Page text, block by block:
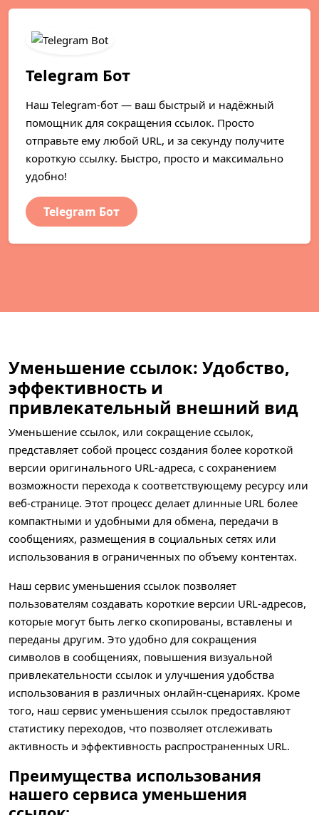
Telegram Бот
Наш Telegram-бот — ваш быстрый и надёжный
помощник для сокращения ссылок. Просто
отправьте ему любой URL, и за секунду получите
короткую ссылку. Быстро, просто и максимально
удобно!
Telegram Бот
Уменьшение ссылок: Удобство,
эффективность и
привлекательный внешний вид
Уменьшение ссылок, или сокращение ссылок,
представляет собой процесс создания более короткой
версии оригинального URL-адреса, с сохранением
возможности перехода к соответствующему ресурсу или
веб-странице. Этот процесс делает длинные URL более
компактными и удобными для обмена, передачи в
сообщениях, размещения в социальных сетях или
использования в ограниченных по объему контентах.
Наш сервис уменьшения ссылок позволяет
пользователям создавать короткие версии URL-адресов,
которые могут быть легко скопированы, вставлены и
переданы другим. Это удобно для сокращения
символов в сообщениях, повышения визуальной
привлекательности ссылок и улучшения удобства
использования в различных онлайн-сценариях. Кроме
того, наш сервис уменьшения ссылок предоставляют
статистику переходов, что позволяет отслеживать
активность и эффективность распространенных URL.
Преимущества использования
нашего сервиса уменьшения